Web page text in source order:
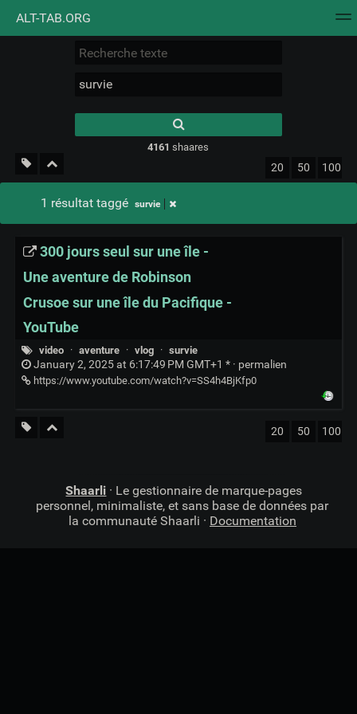
ALT-TAB.ORG
Nuage de tags Mur d'images
results.
4161 shaares
20 50 100
1 résultat taggé survie
300 jours seul sur une île -
Une aventure de Robinson
Crusoe sur une île du Pacifique -
YouTube
video · aventure · vlog · survie
January 2, 2025 at 6:17:49 PM GMT+1 * · permalien
https://www.youtube.com/watch?v=SS4h4BjKfp0
20 50 100
Shaarli · Le gestionnaire de marque-pages
personnel, minimaliste, et sans base de données par
la communauté Shaarli · Documentation